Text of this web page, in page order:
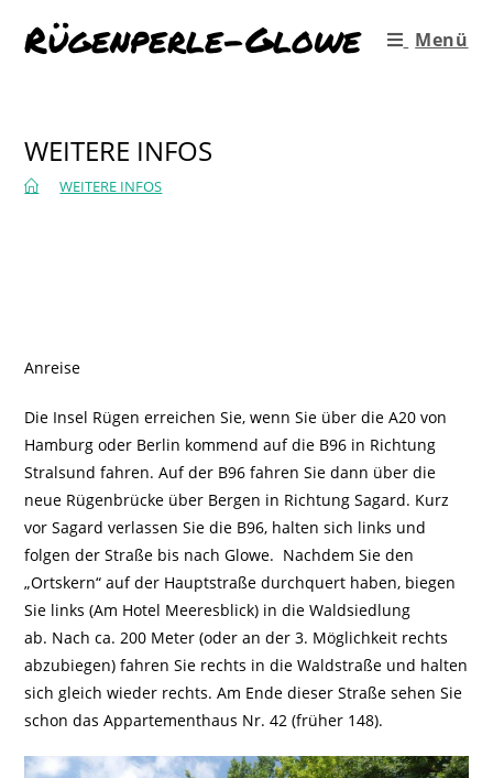
Rügenperle-Glowe Menü
WEITERE INFOS
WEITERE INFOS
Anreise
Die Insel Rügen erreichen Sie, wenn Sie über die A20 von
Hamburg oder Berlin kommend auf die B96 in Richtung
Stralsund fahren. Auf der B96 fahren Sie dann über die
neue Rügenbrücke über Bergen in Richtung Sagard. Kurz
vor Sagard verlassen Sie die B96, halten sich links und
folgen der Straße bis nach Glowe. Nachdem Sie den
„Ortskern“ auf der Hauptstraße durchquert haben, biegen
Sie links (Am Hotel Meeresblick) in die Waldsiedlung
ab. Nach ca. 200 Meter (oder an der 3. Möglichkeit rechts
abzubiegen) fahren Sie rechts in die Waldstraße und halten
sich gleich wieder rechts. Am Ende dieser Straße sehen Sie
schon das Appartementhaus Nr. 42 (früher 148).